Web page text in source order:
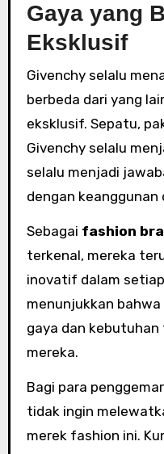
Gaya yang
Eksklusif
Givenchy selalu
berbeda dari yang
eksklusif. Sepatu,
Givenchy selalu
selalu menjadi
dengan
Sebagai fashion
terkenal, mereka
inovatif dalam
menunjukkan
gaya dan
mereka.
Bagi para
tidak ingin
merek fashion ini.